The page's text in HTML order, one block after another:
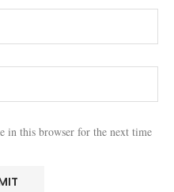
in this browser for the next time